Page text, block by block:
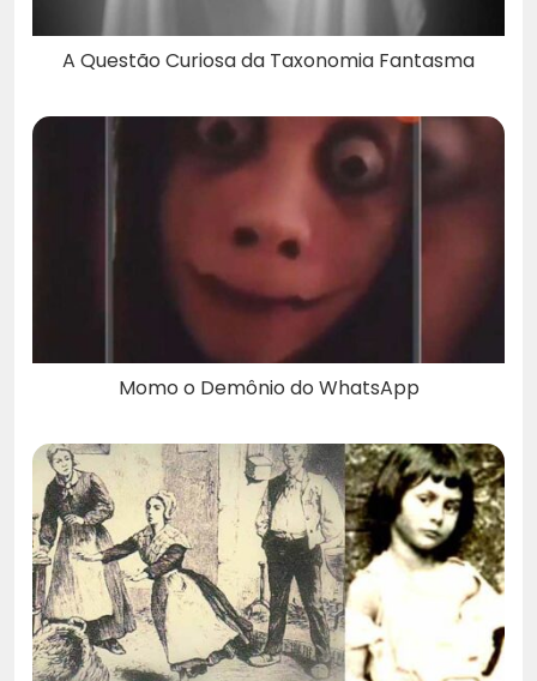
A Questão Curiosa da Taxonomia Fantasma
Momo o Demônio do WhatsApp